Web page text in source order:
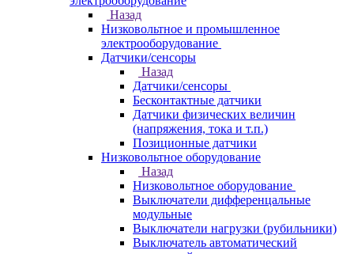
Назад
Низковольтное и промышленное
электрооборудование
Датчики/сенсоры
Назад
Датчики/сенсоры
Бесконтактные датчики
Датчики физических величин
(напряжения, тока и т.п.)
Позиционные датчики
Низковольтное оборудование
Назад
Низковольтное оборудование
Выключатели дифференцальные
модульные
Выключатели нагрузки (рубильники)
Выключатель автоматический